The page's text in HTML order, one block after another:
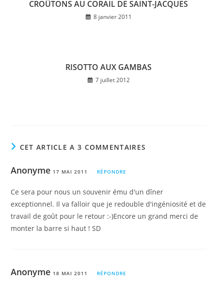
CROÛTONS AU CORAIL DE SAINT-JACQUES
8 janvier 2011
RISOTTO AUX GAMBAS
7 juillet 2012
CET ARTICLE A 3 COMMENTAIRES
Anonyme 17 MAI 2011 RÉPONDRE
Ce sera pour nous un souvenir ému d'un dîner
exceptionnel. Il va falloir que je redouble d'ingéniosité et de
travail de goût pour le retour :-)Encore un grand merci de
monter la barre si haut ! SD
Anonyme 18 MAI 2011 RÉPONDRE